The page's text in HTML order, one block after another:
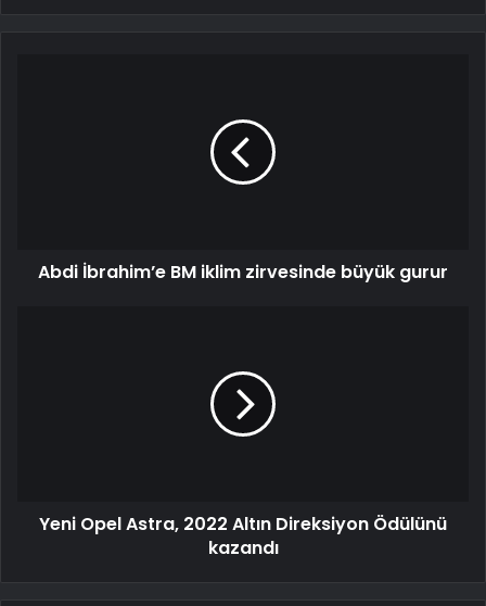
Abdi İbrahim’e BM iklim zirvesinde büyük gurur
Yeni Opel Astra, 2022 Altın Direksiyon Ödülünü
kazandı